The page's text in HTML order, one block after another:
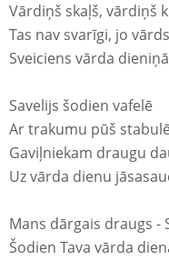
Vārdiņš skaļš, vārdiņš
Tas nav svarīgi, jo
Sveiciens vārda
Savelijs šodien vafelē
Ar trakumu pūš
Gaviļniekam draugu
Uz vārda dienu
Mans dārgais draugs -
Šodien Tava vārda